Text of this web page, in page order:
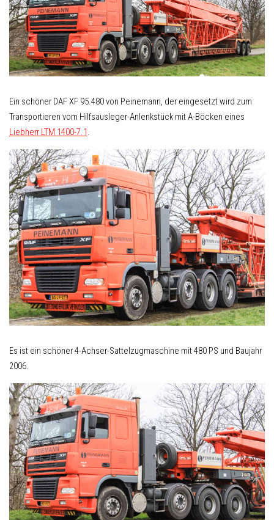
Ein schöner DAF XF 95.480 von Peinemann, der eingesetzt wird zum
Transportieren vom Hilfsausleger-Anlenkstück mit A-Böcken eines
Liebherr LTM 1400-7.1.
Es ist ein schöner 4-Achser-Sattelzugmaschine mit 480 PS und Baujahr
2006.